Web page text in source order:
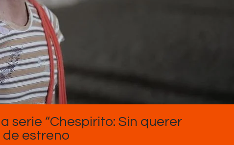
Contactos
serie “Chespirito: Sin querer
estreno